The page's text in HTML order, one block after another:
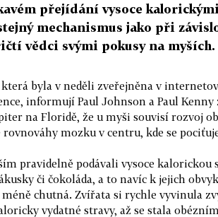
přejídání vysoce
mechanismus jako při
vědci svými pokusy na myších.
byla v neděli zveřejněna v
informují Paul Johnson a Paul Kenny
na Floridě, že u myši souvisí rozvoj
rovnováhy mozku v centru, kde se
pravidelně podávali vysoce kalorickou
či čokoláda, a to navíc k jejich
chutná. Zvířata si rychle vyvinula
vydatné stravy, až se stala